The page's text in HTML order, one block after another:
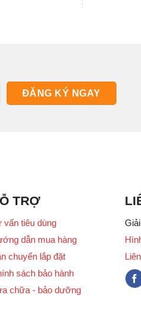
TRỢ
vấn tiêu dùng
dẫn mua hàng
chuyển lắp đặt
sách bảo hành
chữa - bảo dưỡng